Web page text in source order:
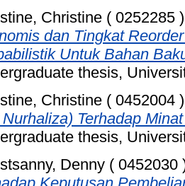
Christine ( 0252285 )
dan Tingkat
Untuk Bahan
thesis,
Christine ( 0452004 )
Terhadap
thesis,
Denny ( 0452030